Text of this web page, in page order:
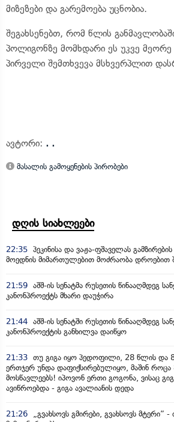
მიზეზები და გარემოება უცნობია.
შეგახსენებთ, რომ წლის
პოლიგონზე მომხდარი ეს უკვე მეორე
პირველი შემთხვევა მსხვერპლით
ავტორი: . .
მასალის გამოყენების პირობები
დღის სიახლეები
22:35 პეკინისა და ვაჟა-ფშაველას
მოედნის მიმართულებით მოძრაობა დროებით
21:59 აშშ-ის სენატმა რუსეთის წინააღმდეგ
კანონპროექტს მხარი დაუჭირა
21:44 აშშ-ის სენატში რუსეთის წინააღმდეგ
კანონპროექტის განხილვა დაიწყო
21:33 თუ გიგა იყო პედოფილი, 28 წლის და 8
ერთჯერ უნდა დაფიქსირებულიყო, მაშინ როცა
მოსწავლეებს! იპოვონ ერთი გოგონა, ვისაც
ავიწროებდა - გიგა ავალიანის დედა
21:26
„გვახსოვს გმირები, გვახსოვს